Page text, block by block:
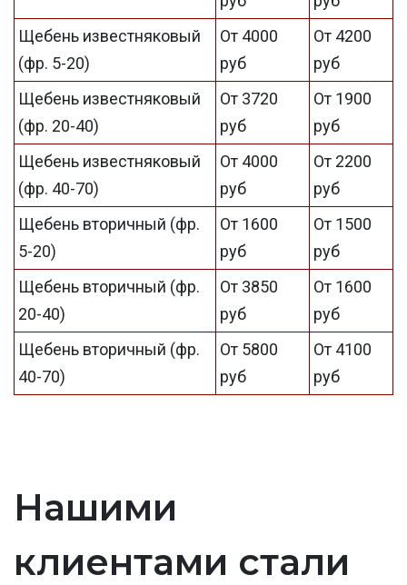
Щебень известняковый
(фр. 5-20)
От 4000
руб
От 4200
руб
Щебень известняковый
(фр. 20-40)
От 3720
руб
От 1900
руб
Щебень известняковый
(фр. 40-70)
От 4000
руб
От 2200
руб
Щебень вторичный (фр.
5-20)
От 1600
руб
От 1500
руб
Щебень вторичный (фр.
20-40)
От 3850
руб
От 1600
руб
Щебень вторичный (фр.
40-70)
От 5800
руб
От 4100
руб
Нашими
клиентами стали